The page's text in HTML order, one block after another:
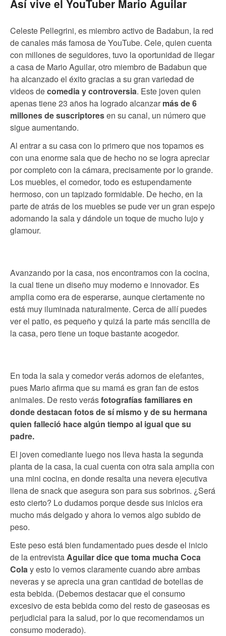
Así vive el YouTuber Mario Aguilar
Celeste Pellegrini, es miembro activo de Badabun, la red
de canales más famosa de YouTube. Cele, quien cuenta
con millones de seguidores, tuvo la oportunidad de llegar
a casa de Mario Aguilar, otro miembro de Badabun que
ha alcanzado el éxito gracias a su gran variedad de
videos decomedia y controversia. Este joven quien
apenas tiene 23 años ha logrado alcanzar más de 6
millones de suscriptoresen su canal, un número que
sigue aumentando.
Al entrar a su casa con lo primero que nos topamos es
con una enorme sala que de hecho no se logra apreciar
por completo con la cámara, precisamente por lo grande.
Los muebles, el comedor, todo es estupendamente
hermoso, con un tapizado formidable. De hecho, en la
parte de atrás de los muebles se pude ver un gran espejo
adornando la sala y dándole un toque de mucho lujo y
glamour.
Avanzando por la casa, nos encontramos con la cocina,
la cual tiene un diseño muy moderno e innovador. Es
amplia como era de esperarse, aunque ciertamente no
está muy iluminada naturalmente. Cerca de allí puedes
ver el patio, es pequeño y quizá la parte más sencilla de
la casa, pero tiene un toque bastante acogedor.
En toda la sala y comedor verás adornos de elefantes,
pues Mario afirma que su mamá es gran fan de estos
animales. De resto verásfotografías familiares en
donde destacan fotos de sí mismo y de su hermana
quien falleció hace algún tiempo al igual que su
padre.
El joven comediante luego nos lleva hasta la segunda
planta de la casa, la cual cuenta con otra sala amplia con
una mini cocina, en donde resalta una nevera ejecutiva
llena de snack que asegura son para sus sobrinos. ¿Será
esto cierto? Lo dudamos porque desde sus inicios era
mucho más delgado y ahora lo vemos algo subido de
peso.
Este peso está bien fundamentado pues desde el inicio
de la entrevistaAguilar dice que toma mucha Coca
Colay esto lo vemos claramente cuando abre ambas
neveras y se aprecia una gran cantidad de botellas de
esta bebida. (Debemos destacar que el consumo
excesivo de esta bebida como del resto de gaseosas es
perjudicial para la salud, por lo que recomendamos un
consumo moderado).